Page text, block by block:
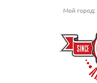
Мой город: